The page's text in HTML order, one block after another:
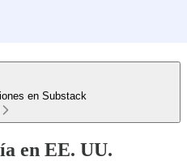
en Substack
en EE. UU.